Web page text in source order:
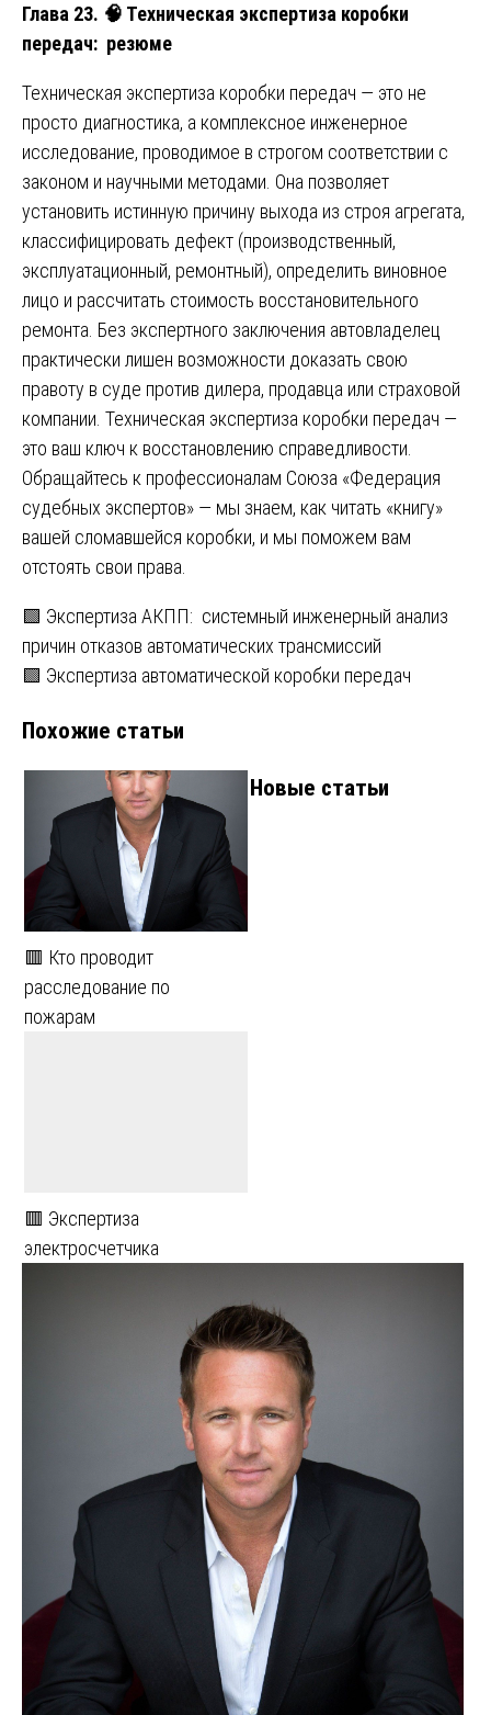
Глава 23. 🧠 Техническая экспертиза коробки
передач: резюме
Техническая экспертиза коробки передач — это не
просто диагностика, а комплексное инженерное
исследование, проводимое в строгом соответствии с
законом и научными методами. Она позволяет
установить истинную причину выхода из строя агрегата,
классифицировать дефект (производственный,
эксплуатационный, ремонтный), определить виновное
лицо и рассчитать стоимость восстановительного
ремонта. Без экспертного заключения автовладелец
практически лишен возможности доказать свою
правоту в суде против дилера, продавца или страховой
компании. Техническая экспертиза коробки передач —
это ваш ключ к восстановлению справедливости.
Обращайтесь к профессионалам Союза «Федерация
судебных экспертов» — мы знаем, как читать «книгу»
вашей сломавшейся коробки, и мы поможем вам
отстоять свои права.
Навигация
по
🟩 Экспертиза АКПП: системный инженерный анализ
причин отказов автоматических трансмиссий
🟩 Экспертиза автоматической коробки передач
Похожие статьи
🟥 Кто проводит
расследование по
пожарам
🟥 Экспертиза
электросчетчика
Новые статьи